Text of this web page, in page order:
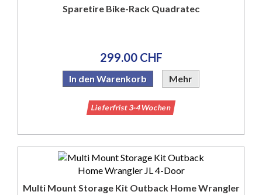
Sparetire Bike-Rack Quadratec
299.00 CHF
In den Warenkorb Mehr
Lieferfrist 3-4 Wochen
Multi Mount Storage Kit Outback Home Wrangler